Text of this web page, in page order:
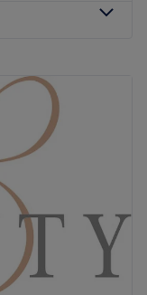
10:00–
– 20:00
10:00–
10:00
10:00
verwöhnen
im
Kerpen,